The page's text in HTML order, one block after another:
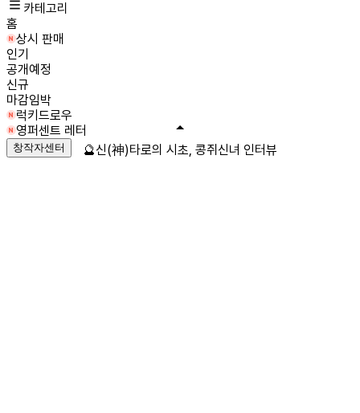
카테고리
홈
상시 판매
인기
공개예정
신규
마감임박
럭키드로우
영퍼센트 레터
창작자센터 🔮신(神)타로의 시초, 콩쥐신녀 인터뷰